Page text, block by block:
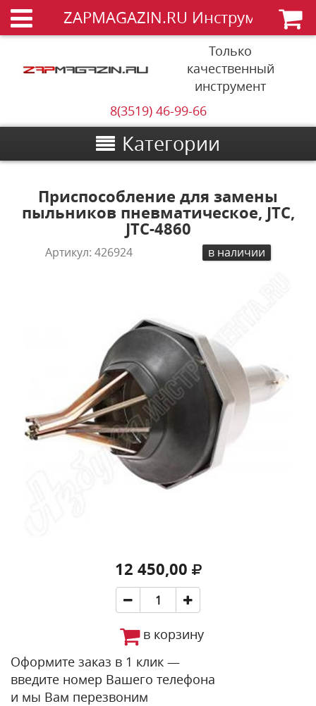
ZAPMAGAZIN.RU Инструменты
Только
качественный
инструмент
8(3519) 46-99-66
Категории
Приспособление для замены
пыльников пневматическое, JTC,
JTC-4860
Артикул:426924 в наличии
12 450,00
в корзину
Оформите заказ в 1 клик —
введите номер Вашего телефона
и мы Вам перезвоним